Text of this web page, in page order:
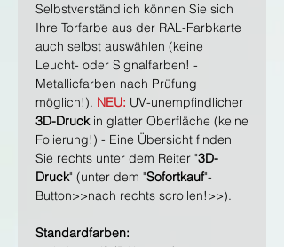
Selbstverständlich können Sie sich
Ihre Torfarbe aus der RAL-Farbkarte
auch selbst auswählen (keine
Leucht- oder Signalfarben! -
Metallicfarben nach Prüfung
möglich!). NEU: UV-unempfindlicher
3D-Druckin glatter Oberfläche (keine
Folierung!) - Eine Übersicht finden
Sie rechts unter dem Reiter "3D-
Druck" (unter dem "Sofortkauf"-
Button>>nach rechts scrollen!>>).
Standardfarben: